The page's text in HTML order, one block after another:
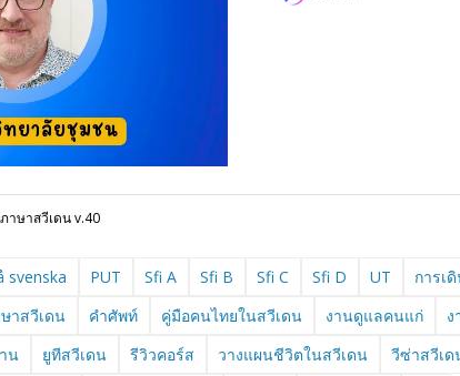
าษาสวีเดน v.40
svenska PUT Sfi A Sfi B Sfi C Sfi D UT การเ
าสวีเดน คำศัพท์ คู่มือคนไทยในสวีเดน งานดูแลคนแก่
น
ยูทีสวีเดน รีวิวคอร์ส วางแผนชีวิตในสวีเดน วีซ่าสวีเด